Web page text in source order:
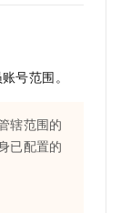
号范围。
辖范围的
已配置的